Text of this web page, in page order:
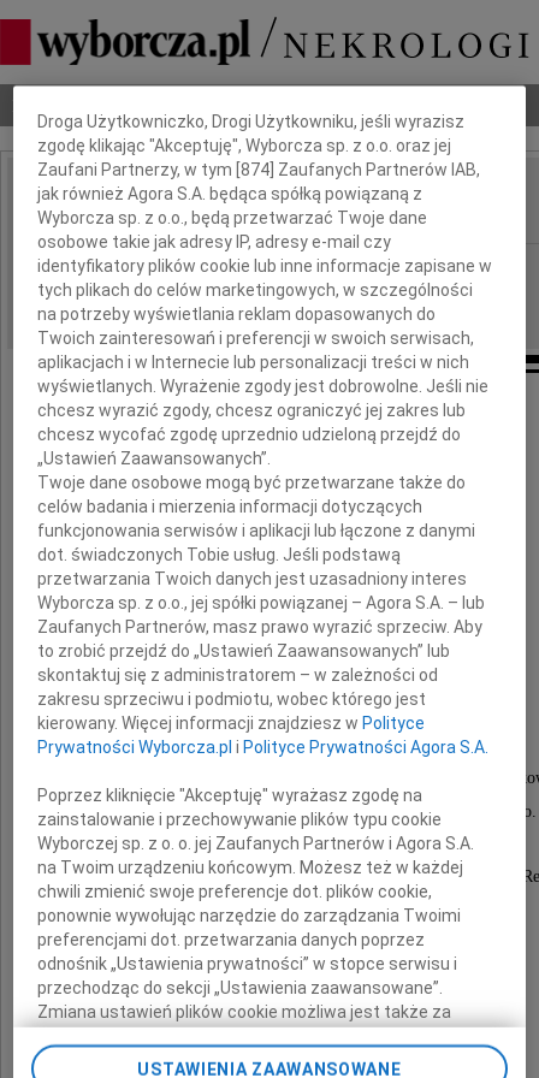
IMIĘ I NAZWISKO: Anna Maria Filek
REGION: Kraków
DATA EMISJI: 18.07.2024
Anna Maria Filek
z domu Studentowicz
Poseł III IV Kadencji Sejmu RP
wieloletni Preze Spółdzielni INW. Hutnik w
Taterniczka - Członek Klubu Wysokogórskiego.
Odznaczona Krzyżem Kawalerskim Orderu Polonia
i Złotym Krzyżem Zasługi.
Przeżywszy lat 91,
odeszła dnia 5 lipca 2024 roku.
Dbamy o Twoją prywatność
Droga Użytkowniczko, Drogi Użytkowniku, jeśli wyrazisz
zgodę klikając "Akceptuję", Wyborcza sp. z o.o. oraz jej
Zaufani Partnerzy, w tym [874 ] Zaufanych Partnerów IAB,
jak również Agora S.A. będąca spółką powiązaną z
Wyborcza sp. z o.o., będą przetwarzać Twoje dane
osobowe takie jak adresy IP, adresy e-mail czy
identyfikatory plików cookie lub inne informacje zapisane w
tych plikach do celów marketingowych, w szczególności
na potrzeby wyświetlania reklam dopasowanych do
Twoich zainteresowań i preferencji w swoich serwisach,
aplikacjach i w Internecie lub personalizacji treści w nich
wyświetlanych. Wyrażenie zgody jest dobrowolne. Jeśli nie
chcesz wyrazić zgody, chcesz ograniczyć jej zakres lub
chcesz wycofać zgodę uprzednio udzieloną przejdź do
„Ustawień Zaawansowanych”.
Twoje dane osobowe mogą być przetwarzane także do
celów badania i mierzenia informacji dotyczących
funkcjonowania serwisów i aplikacji lub łączone z danymi
dot. świadczonych Tobie usług. Jeśli podstawą
przetwarzania Twoich danych jest uzasadniony interes
Wyborcza sp. z o.o., jej spółki powiązanej – Agora S.A. – lub
Zaufanych Partnerów, masz prawo wyrazić sprzeciw. Aby
to zrobić przejdź do „Ustawień Zaawansowanych” lub
skontaktuj się z administratorem – w zależności od
zakresu sprzeciwu i podmiotu, wobec którego jest
kierowany. Więcej informacji znajdziesz w Polityce
Prywatności Wyborcza.pl i Polityce Prywatności Agora S.A.
Poprzez kliknięcie "Akceptuję" wyrażasz zgodę na
zainstalowanie i przechowywanie plików typu cookie
Wyborczej sp. z o. o. jej Zaufanych Partnerów i Agora S.A.
na Twoim urządzeniu końcowym. Możesz też w każdej
chwili zmienić swoje preferencje dot. plików cookie,
ponownie wywołując narzędzie do zarządzania Twoimi
preferencjami dot. przetwarzania danych poprzez
odnośnik „Ustawienia prywatności” w stopce serwisu i
przechodząc do sekcji „Ustawienia zaawansowane”.
Zmiana ustawień plików cookie możliwa jest także za
USTAWIENIA ZAAWANSOWANE